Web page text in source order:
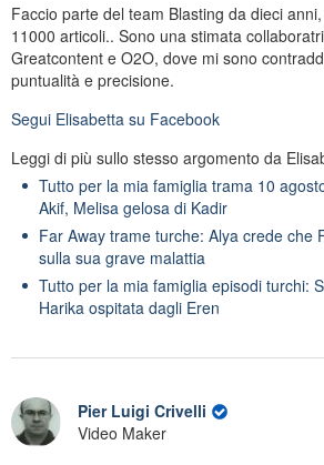
Faccio parte del team Blasting da dieci
11000 articoli.. Sono una stimata
Greatcontent e O2O, dove mi sono
puntualità e precisione.
Segui Elisabetta su Facebook
Leggi di più sullo stesso argomento da
Tutto per la mia famiglia trama 10
Akif, Melisa gelosa di Kadir
Far Away trame turche: Alya crede che
sulla sua grave malattia
Tutto per la mia famiglia episodi turchi:
Harika ospitata dagli Eren
Pier Luigi Crivelli
Video Maker